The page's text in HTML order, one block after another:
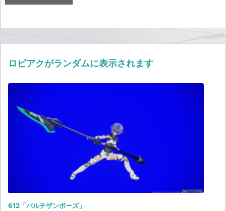
ロビアクがランダムに表示されます
612「パルチザンポーズ」